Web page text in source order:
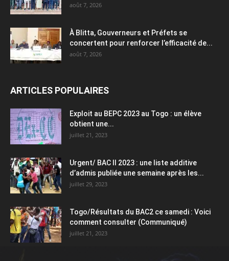
août 7, 2026
À Blitta, Gouverneurs et Préfets se
concertent pour renforcer l’efficacité de...
août 7, 2026
ARTICLES POPULAIRES
Exploit au BEPC 2023 au Togo : un élève
obtient une...
juillet 21, 2023
Urgent/ BAC II 2023 : une liste additive
d’admis publiée une semaine après les...
juillet 29, 2023
Togo/Résultats du BAC2 ce samedi : Voici
comment consulter (Communiqué)
juillet 21, 2023